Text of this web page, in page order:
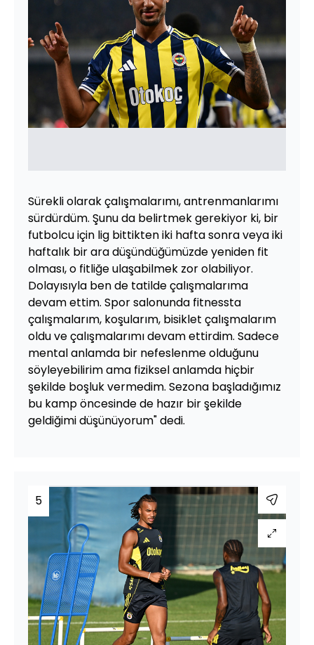
Sürekli olarak çalışmalarımı, antrenmanlarımı
sürdürdüm. Şunu da belirtmek gerekiyor ki, bir
futbolcu için lig bittikten iki hafta sonra veya iki
haftalık bir ara düşündüğümüzde yeniden fit
olması, o fitliğe ulaşabilmek zor olabiliyor.
Dolayısıyla ben de tatilde çalışmalarıma
devam ettim. Spor salonunda fitnessta
çalışmalarım, koşularım, bisiklet çalışmalarım
oldu ve çalışmalarımı devam ettirdim. Sadece
mental anlamda bir nefeslenme olduğunu
söyleyebilirim ama fiziksel anlamda hiçbir
şekilde boşluk vermedim. Sezona başladığımız
bu kamp öncesinde de hazır bir şekilde
geldiğimi düşünüyorum" dedi.
5